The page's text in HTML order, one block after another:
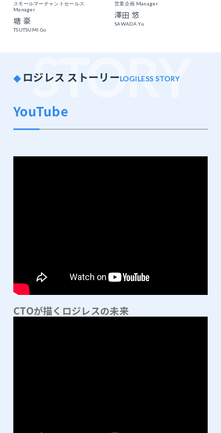
スモールマーチャントセールス
Manager
塘 豪
TSUTSUMI Go
営業企画 Manager
澤田 悠
SAWADA Yu
ロジレス ストーリーLOGILESS STORY
STORY
YouTube
CTOが描くロジレスの未来